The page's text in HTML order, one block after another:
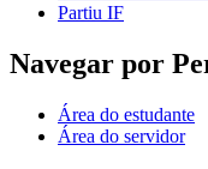
Partiu IF
Navegar por
Área do estudante
Área do servidor